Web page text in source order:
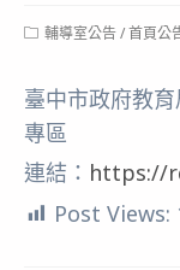
Post輔導室公告/首頁公
臺中市政府教
專區
連結： https://
Post Views: